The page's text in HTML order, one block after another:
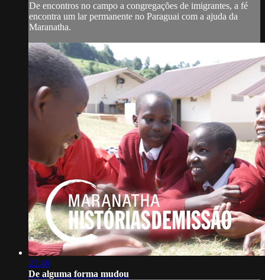
De encontros no campo a congregações de imigrantes, a fé
encontra um lar permanente no Paraguai com a ajuda da
Maranatha.
22:48
De alguma forma mudou